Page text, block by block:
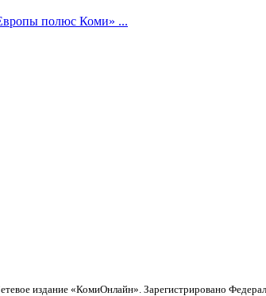
полюс Коми» ...
издание «КомиОнлайн». Зарегистрировано